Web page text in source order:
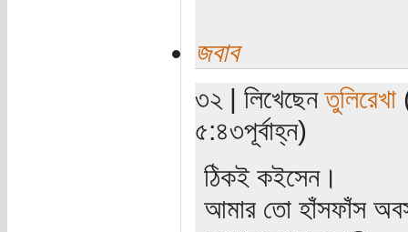
জবাব
৩২ | লিখেছেনতুলিরেখা
৫:৪৩পূর্বাহ্ন)
ঠিকই কইসেন।
আমার তো হাঁসফাঁস